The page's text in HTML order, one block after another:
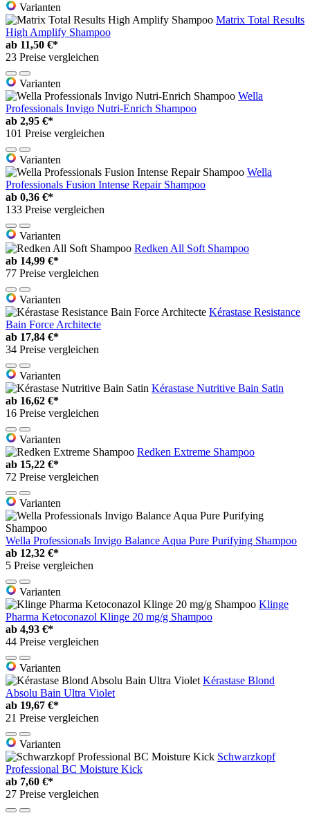
Varianten
Matrix Total Results
High Amplify Shampoo
ab 11,50 €*
23 Preise vergleichen
Varianten
Wella
Professionals Invigo Nutri-Enrich Shampoo
ab 2,95 €*
101 Preise vergleichen
Varianten
Wella
Professionals Fusion Intense Repair Shampoo
ab 0,36 €*
133 Preise vergleichen
Varianten
Redken All Soft Shampoo
ab 14,99 €*
77 Preise vergleichen
Varianten
Kérastase Resistance
Bain Force Architecte
ab 17,84 €*
34 Preise vergleichen
Varianten
Kérastase Nutritive Bain Satin
ab 16,62 €*
16 Preise vergleichen
Varianten
Redken Extreme Shampoo
ab 15,22 €*
72 Preise vergleichen
Varianten
Wella Professionals Invigo Balance Aqua Pure Purifying Shampoo
ab 12,32 €*
5 Preise vergleichen
Varianten
Klinge
Pharma Ketoconazol Klinge 20 mg/g Shampoo
ab 4,93 €*
44 Preise vergleichen
Varianten
Kérastase Blond
Absolu Bain Ultra Violet
ab 19,67 €*
21 Preise vergleichen
Varianten
Schwarzkopf
Professional BC Moisture Kick
ab 7,60 €*
27 Preise vergleichen